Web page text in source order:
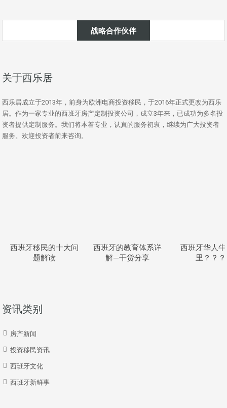
战略合作伙伴
关于西乐居
西乐居成立于2013年，前身为欧洲电商投资移民，于2016年正式更改为西乐
居。作为一家专业的西班牙房产定制投资公司，成立3年来，已成功为多名投
资者提供定制服务。我们将本着专业，认真的服务初衷，继续为广大投资者
服务。欢迎投资者前来咨询。
西班牙移民的十大问
题解读
西班牙的教育体系详
解—干货分享
西班牙华人
里？？？
资讯类别
房产新闻
投资移民资讯
西班牙文化
西班牙新鲜事